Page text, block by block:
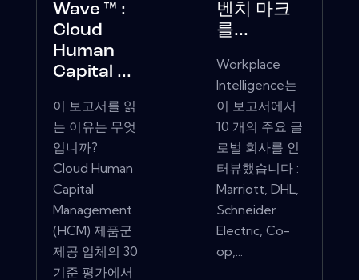
Wave ™ :
Cloud
Human
Capital ...
이 보고서를 읽
는 이유는 무엇
입니까?
Cloud Human
Capital
Management
(HCM) 제품군
제공 업체의 30
기준 평가에서
벤치 마크
를...
Workplace
Intelligence는
이 보고서에서
10 개의 주요 글
로벌 회사를 인
터뷰했습니다 :
Marriott, DHL,
Schneider
Electric, Co-
op,...